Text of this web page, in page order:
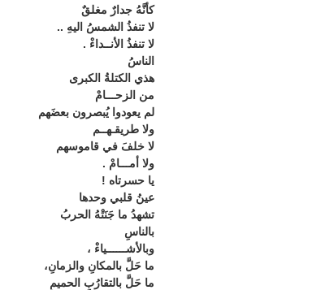
كأنَّهُ جدارٌ مغلقٌ
لا تنفذُ الشمسُ اليهِ ..
لا تنفذُ الأنــداءْ .
الناسُ
هذي الكتلةُ الكبرى
من الزحـــامْ
لم يعودوا يُبصرون بعضَهم
ولا طريقـهــم
لا خلفَ في قاموسهم
ولا أمـــامْ .
يا حسرتاه !
عينُ قلبي وحدها
تشهدُ ما جَنَتْهُ الحربُ
بالناسِ
وبالأشــــــياءْ ،
ما حَلَّ بالمكانِ والزمانِ،
ما حَلَّ بالتقارُبِ الحميمِ